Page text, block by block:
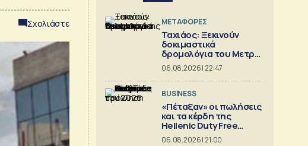
Σχολιάστε ΜΕΤΑΦΟΡΕΣ
Ταχιάος: Ξεκινούν
δοκιμαστικά
δρομολόγια του Μετρό
Θεσσαλονίκης προς
Καλαμαριά
06.08.2026 | 22:47
BUSINESS
«Πέταξαν» οι πωλήσεις
και τα κέρδη της
Hellenic Duty Free
Shops
06.08.2026 | 21:00